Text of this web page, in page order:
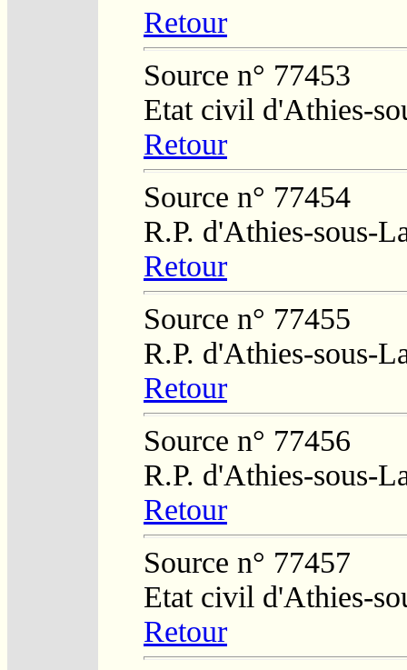
Retour
Source n° 77453
Etat civil d'Athies-
Retour
Source n° 77454
R.P. d'Athies-sous-
Retour
Source n° 77455
R.P. d'Athies-sous-
Retour
Source n° 77456
R.P. d'Athies-sous-
Retour
Source n° 77457
Etat civil d'Athies-
Retour